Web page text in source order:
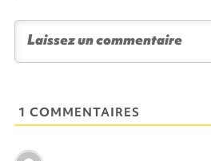
1 COMMENTAIRES